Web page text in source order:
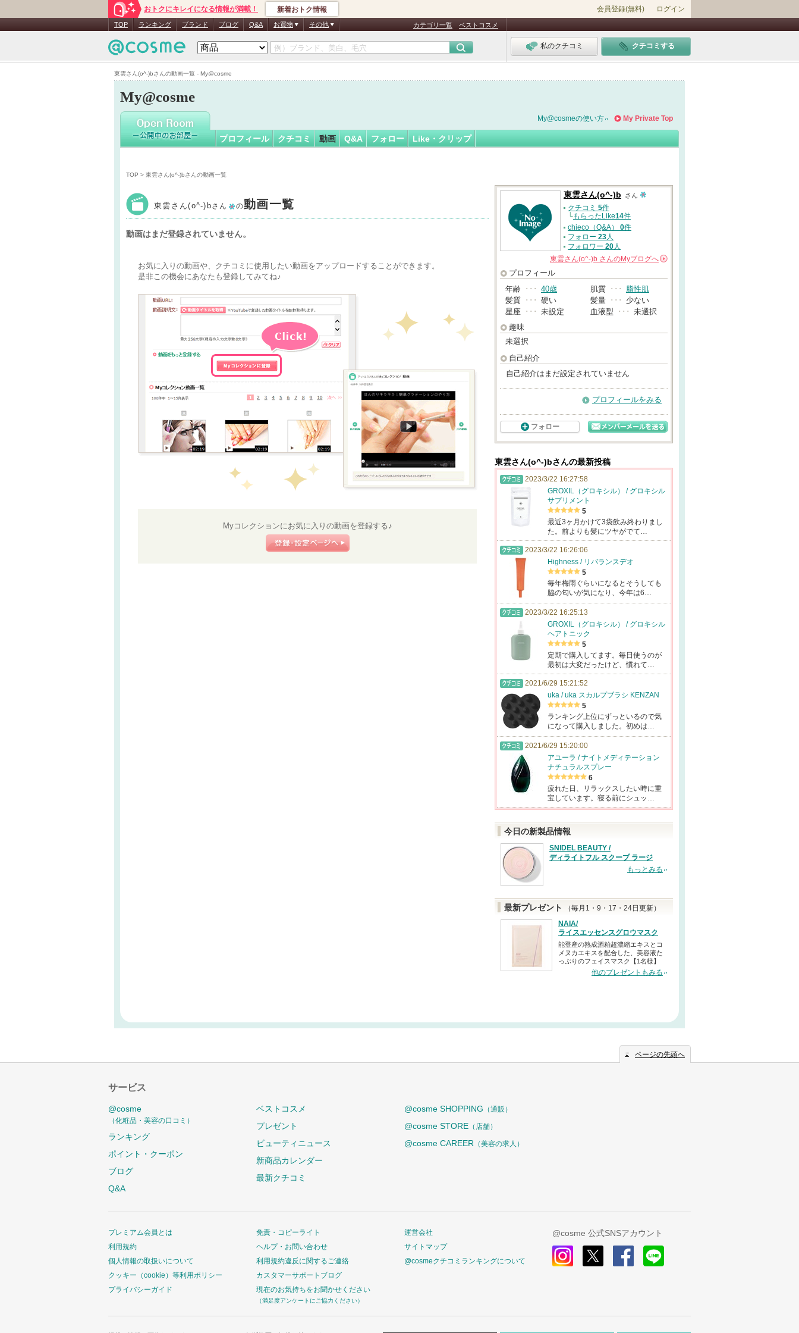
東雲さん(o^-)bさんの動画一覧 - My@cosme
おトクにキレイになる情報が満載！ 新着おトク情報 会員登録(無料) ログイン
TOP ランキング ブランド ブログ Q&A お買物 その他 カテゴリ一覧 ベストコスメ
私のクチコミ クチコミする
My@cosme
東雲さん(o^-)bさん
My Private Top
My@cosmeの使い方
プロフィール クチコミ 動画 Q&A フォロー Like・クリップ
TOP > 東雲さん(o^-)bさんの動画一覧
東雲さん(o^-)bさん の動画一覧
動画はまだ登録されていません。
お気に入りの動画や、クチコミに使用したい動画をアップロードすることができます。
是非この機会にあなたも登録してみてね♪
Myコレクションにお気に入りの動画を登録する♪
東雲さん(o^-)b さん
クチコミ 5件
└もらったLike14件
chieco（Q&A） 0件
フォロー 23人
フォロワー 20人
東雲さん(o^-)b さんのMyブログへ
プロフィール
年齢 ･･･ 40歳 肌質 ･･･
脂性肌
髪質 ･･･ 硬い 髪量 ･･･
少ない
星座 ･･･ 未設定 血液型 ･･･ 未選択
趣味
未選択
自己紹介
自己紹介はまだ設定されていません
プロフィールをみる
フォロー
東雲さん(o^-)bさんの最新投稿
2023/3/22 16:27:58
GROXIL（グロキシル） / グロキシル
サプリメント
5
最近3ヶ月かけて3袋飲み終わりまし
た。前よりも髪にツヤがでて…
2023/3/22 16:26:06
Highness / リバランスデオ
5
毎年梅雨ぐらいになるとそうしても
脇の匂いが気になり、今年は6…
2023/3/22 16:25:13
GROXIL（グロキシル） / グロキシル
ヘアトニック
5
定期で購入してます。毎日使うのが
最初は大変だったけど、慣れて…
2021/6/29 15:21:52
uka / uka スカルプブラシ KENZAN
5
ランキング上位にずっといるので気
になって購入しました。初めは…
2021/6/29 15:20:00
アユーラ / ナイトメディテーション
ナチュラルスプレー
6
疲れた日、リラックスしたい時に重
宝しています。寝る前にシュッ…
今日の新製品情報
SNIDEL BEAUTY /
ディライトフル スクープ ラージ
もっとみる
最新プレゼント
（毎月1・9・17・24日更新）
NAIA/
ライスエッセンスグロウマスク
能登産の熟成酒粕超濃縮エキスとコ
メヌカエキスを配合した、美容液た
っぷりのフェイスマスク【1名様】
他のプレゼントもみる
ページの先頭へ
サービス
@cosme
（化粧品・美容の口コミ）
ランキング
ポイント・クーポン
ブログ
Q&A
ベストコスメ
プレゼント
ビューティニュース
新商品カレンダー
最新クチコミ
@cosme SHOPPING （通販）
@cosme STORE （店舗）
@cosme CAREER （美容の求人）
プレミアム会員とは
利用規約
個人情報の取扱いについて
クッキー（cookie）等利用ポリシー
プライバシーガイド
免責・コピーライト
ヘルプ・お問い合わせ
利用規約違反に関するご連絡
カスタマーサポートブログ
現在のお気持ちをお聞かせください
（満足度アンケートにご協力ください）
運営会社
サイトマップ
@cosmeクチコミランキングについて
@cosme 公式SNSアカウント